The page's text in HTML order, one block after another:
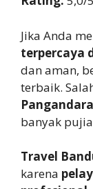
Jika Anda
terpercaya
dan aman,
terbaik.
banyak
Travel
karena